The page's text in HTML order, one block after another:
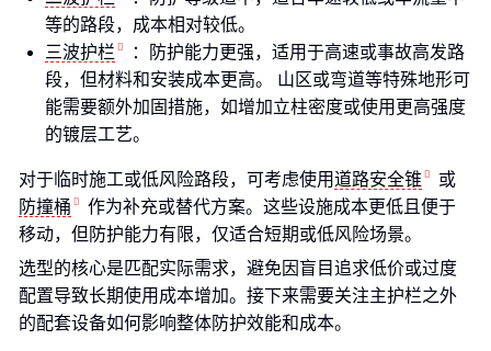
等的路段，成本相对较低。
三波护栏
：防护能力更强，适用于高速或事故高发路
段，但材料和安装成本更高。 山区或弯道等特殊地形可
能需要额外加固措施，如增加立柱密度或使用更高强度
的镀层工艺。
对于临时施工或低风险路段，可考虑使用道路安全锥
或
防撞桶
作为补充或替代方案。这些设施成本更低且便于
移动，但防护能力有限，仅适合短期或低风险场景。
选型的核心是匹配实际需求，避免因盲目追求低价或过度
配置导致长期使用成本增加。接下来需要关注主护栏之外
的配套设备如何影响整体防护效能和成本。